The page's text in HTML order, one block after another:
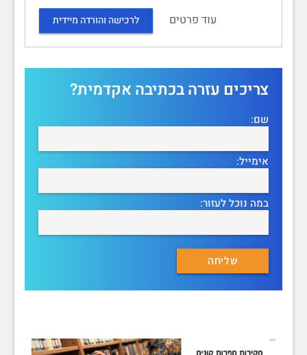
עוד פרטים
לרכישה והורדה מיידית
צריכים עזרה בכתיבה אקדמית?
שם:
אימייל:
במה נוכל לעזור: